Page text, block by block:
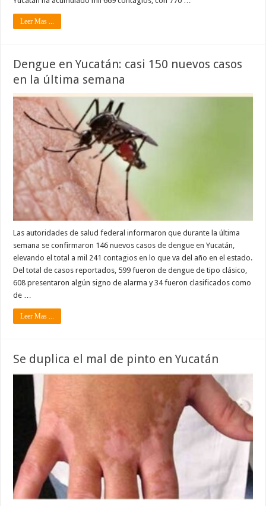
Leer Mas ...
Dengue en Yucatán: casi 150 nuevos casos
en la última semana
Las autoridades de salud federal informaron que durante la última
semana se confirmaron 146 nuevos casos de dengue en Yucatán,
elevando el total a mil 241 contagios en lo que va del año en el estado.
Del total de casos reportados, 599 fueron de dengue de tipo clásico,
608 presentaron algún signo de alarma y 34 fueron clasificados como
de …
Leer Mas ...
Se duplica el mal de pinto en Yucatán